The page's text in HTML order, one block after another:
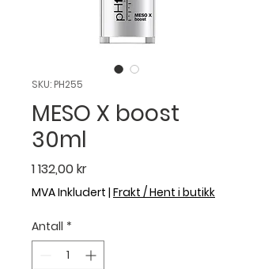
SKU: PH255
MESO X boost
30ml
1 132,00 krPris
MVA Inkludert | Frakt / Hent i butikk
Antall *